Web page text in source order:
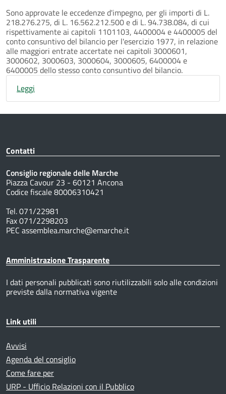
Sono approvate le eccedenze d'impegno, per gli importi di L.
218.276.275, di L. 16.562.212.500 e di L. 94.738.084, di cui
rispettivamente ai capitoli 1101103, 4400004 e 4400005 del
conto consuntivo del bilancio per l'esercizio 1977, in relazione
alle maggiori entrate accertate nei capitoli 3000601,
3000602, 3000603, 3000604, 3000605, 6400004 e
6400005 dello stesso conto consuntivo del bilancio.
Leggi
Contatti
Consiglio regionale delle Marche
Piazza Cavour 23 - 60121 Ancona
Codice fiscale 80006310421
Tel. 071/22981
Fax 071/2298203
PEC assemblea.marche@emarche.it
Amministrazione Trasparente
I dati personali pubblicati sono riutilizzabili solo alle condizioni
previste dalla normativa vigente
Link utili
Avvisi
Agenda del consiglio
Come fare per
URP - Ufficio Relazioni con il Pubblico